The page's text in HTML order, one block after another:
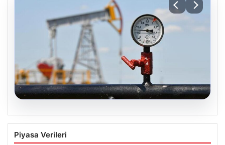
05.08.2026
25 Mayıs Petrol Fiyatlarında Düşüş:
Brent ve WTI Güncel Durum
Piyasa Verileri